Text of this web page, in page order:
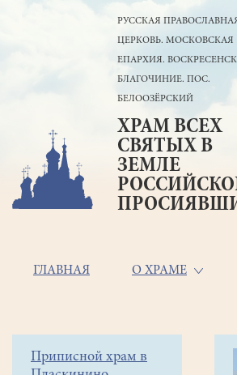
РУССКАЯ
ЦЕРКОВЬ. МОСКОВСКАЯ
ЕПАРХИЯ.
БЛАГОЧИНИЕ. ПОС.
БЕЛООЗЁРСКИЙ
ХРАМ ВСЕХ
СВЯТЫХ В
ЗЕМЛЕ
Основная
ГЛАВНАЯ О ХРАМЕ
Боковое
Приписной храм в